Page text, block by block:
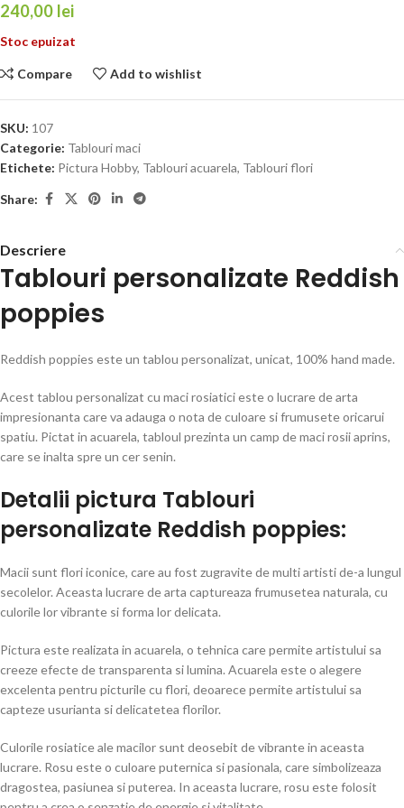
240,00 lei
Stoc epuizat
Compare Add to wishlist
SKU: 107
Categorie: Tablouri maci
Etichete: Pictura Hobby, Tablouri acuarela, Tablouri flori
Share:
Descriere
Tablouri personalizate Reddish
poppies
Reddish poppies este un tablou personalizat, unicat, 100% hand made.
Acest tablou personalizat cu maci rosiatici este o lucrare de arta
impresionanta care va adauga o nota de culoare si frumusete oricarui
spatiu. Pictat in acuarela, tabloul prezinta un camp de maci rosii aprins,
care se inalta spre un cer senin.
Detalii pictura Tablouri
personalizate Reddish poppies:
Macii sunt flori iconice, care au fost zugravite de multi artisti de-a lungul
secolelor. Aceasta lucrare de arta captureaza frumusetea naturala, cu
culorile lor vibrante si forma lor delicata.
Pictura este realizata in acuarela, o tehnica care permite artistului sa
creeze efecte de transparenta si lumina. Acuarela este o alegere
excelenta pentru picturile cu flori, deoarece permite artistului sa
capteze usurianta si delicatetea florilor.
Culorile rosiatice ale macilor sunt deosebit de vibrante in aceasta
lucrare. Rosu este o culoare puternica si pasionala, care simbolizeaza
dragostea, pasiunea si puterea. In aceasta lucrare, rosu este folosit